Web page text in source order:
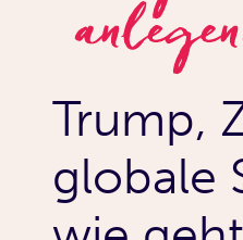
Trump,
globale